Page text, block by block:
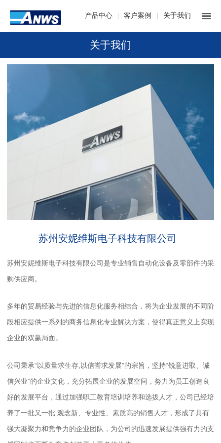
产品中心 客户案例 关于我们
关于我们
苏州安妮维斯电子科技有限公司
苏州安妮维斯电子科技有限公司是专业销售自动化设备及零部件的采
购供应商。
多年的贸易经验与先进的信息化服务相结合，将为企业发展的不同阶
段相应提供一系列的商务信息化专业解决方案，使得真正意义上实现
企业的双赢局面。
公司秉承“以质量求生存,以信誉求发展”的宗旨，坚持“锐意进取、诚
信兴业”的企业文化，充分拓展企业的发展空间，努力为员工创造良
好的发展平台，通过加强职工教育培训培养和选拔人才，公司已经培
养了一批又一批 观念新、专业性、素质高的销售人才，形成了具有
强大凝聚力和竞争力的企业团队，为公司的迅速发展提供强有力的支